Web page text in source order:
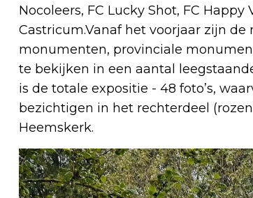
Nocoleers, FC Lucky Shot, FC
Castricum.Vanaf het voorjaar zijn
monumenten, provinciale
te bekijken in een aantal
is de totale expositie - 48 foto’s,
bezichtigen in het rechterdeel
Heemskerk.